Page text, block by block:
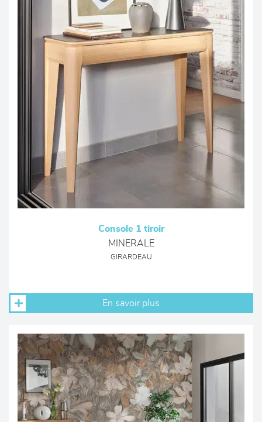
Console 1 tiroir
MINERALE
GIRARDEAU
En savoir plus